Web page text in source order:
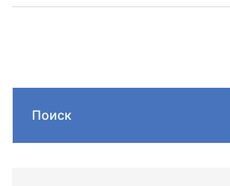
Поиск